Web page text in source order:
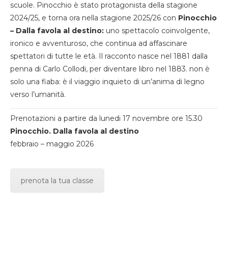
scuole. Pinocchio è stato protagonista della stagione
2024/25, e torna ora nella stagione 2025/26 con Pinocchio
– Dalla favola al destino: uno spettacolo coinvolgente,
ironico e avventuroso, che continua ad affascinare
spettatori di tutte le età. Il racconto nasce nel 1881 dalla
penna di Carlo Collodi, per diventare libro nel 1883. non è
solo una fiaba: è il viaggio inquieto di un’anima di legno
verso l’umanità.
Prenotazioni a partire da lunedi 17 novembre ore 15.30
Pinocchio. Dalla favola al destino
febbraio – maggio 2026
prenota la tua classe